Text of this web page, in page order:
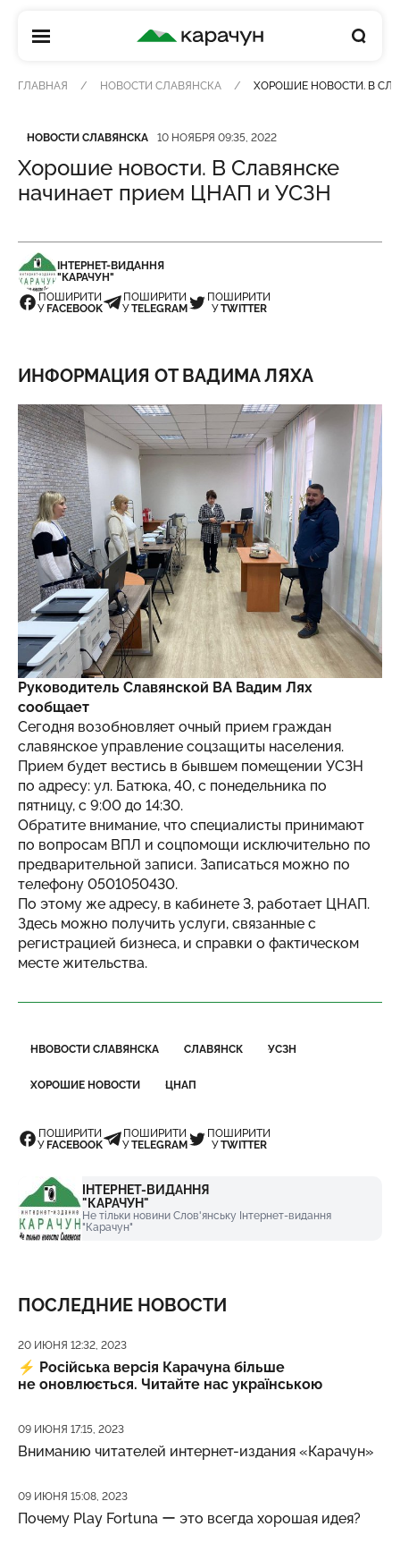
КАРАЧУН
ГЛАВНАЯ НОВОСТИ СЛАВЯНСКА ХОРОШИЕ НОВОСТИ. В
Категория
НОВОСТИ СЛАВЯНСКА
Дата публикации 10 НОЯБРЯ 09:35, 2022
Хорошие новости. В Славянске
начинает прием ЦНАП и УСЗН
ІНТЕРНЕТ-ВИДАННЯ
"КАРАЧУН"
ПОШИРИТИ
У FACEBOOK
ПОШИРИТИ
УTELEGRAM
ПОШИРИТИ
УTWITTER
ИНФОРМАЦИЯ ОТ ВАДИМА ЛЯХА
Руководитель Славянской ВА Вадим Лях
сообщает
Сегодня возобновляет очный прием граждан
славянское управление соцзащиты населения.
Прием будет вестись в бывшем помещении УСЗН
по адресу: ул. Батюка, 40, с понедельника по
пятницу, с 9:00 до 14:30.
Обратите внимание, что специалисты принимают
по вопросам ВПЛ и соцпомощи исключительно по
предварительной записи. Записаться можно по
телефону 0501050430.
По этому же адресу, в кабинете 3, работает ЦНАП.
Здесь можно получить услуги, связанные с
регистрацией бизнеса, и справки о фактическом
месте жительства.
НВОВОСТИ СЛАВЯНСКА СЛАВЯНСК УСЗН
ХОРОШИЕ НОВОСТИ ЦНАП
ПОШИРИТИ
У FACEBOOK
ПОШИРИТИ
УTELEGRAM
ПОШИРИТИ
УTWITTER
ІНТЕРНЕТ-ВИДАННЯ
"КАРАЧУН"
Не тільки новини Слов'янську Інтернет-видання
"Карачун"
ПОСЛЕДНИЕ НОВОСТИ
Дата публикации
20 ИЮНЯ 12:32, 2023
⚡️ Російська версія Карачуна більше
не оновлюється. Читайте нас українською
Дата публикации
09 ИЮНЯ 17:15, 2023
Вниманию читателей интернет-издания «Карачун»
Дата публикации
09 ИЮНЯ 15:08, 2023
Почему Play Fortuna ー это всегда хорошая идея?